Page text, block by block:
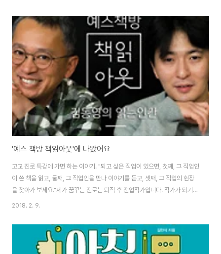
슝 당일치기 여행 추천 코스’라고 블로그에 글도 올렸어요. 시즈완 - 아이허 -
롄츠탄 - 뽀얼 거리 - 영국 영사관 - 치진 해안 공원 - 치진 등대 - 리우허 야시
장 순으로 자전거와 페리를 이용해 하루에 돌아볼 수 있는 일정을 짰지요. 같이
출장 갔던 후배가 나중에 블로그 글을 보고 놀라더군요. 같은 시간, 같은 공간에
있..
'예스 책방 책읽아웃'에 나왔어요
고교 진로 특강에 가면 하는 이야기. "되고 싶은 직업이 있으면, 첫째, 그 직업인
이 쓴 책을 읽고, 둘째, 그 직업인을 만나 이야기를 듣고, 셋째, 그 직업의 현장
을 찾아가 보세요."제가 꿈꾸는 진로는 퇴직 후 전업작가입니다. 작가가 되기
위해 저는 글쓰기에 대해 쓴 책을 찾아 읽고, 작가가 나오는 팟캐스트를 듣고,
들이 만드는 팟캐스트가 있어요. 직접 만날 수는 없어도 그들의 이야기를 들을
수 있어요. 그런 점에서 저는 작가들이 출연하는 팟캐스트를 좋아하는데요. 어
쩌다보니, 감히 제가 작가라는 호칭으로 출연하게 되었네요. 꿈이 있다면, 매일
2018. 2. 9.